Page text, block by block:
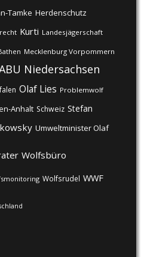
Tamke Herdenschutz
Kurti Landesjägerschaft
Mecklenburg Vorpommern
Niedersachsen
Olaf Lies Problemwolf
Anhalt Schweiz Stefan
Umweltminister Olaf
Wolfsbüro
Wolfsrudel WWF